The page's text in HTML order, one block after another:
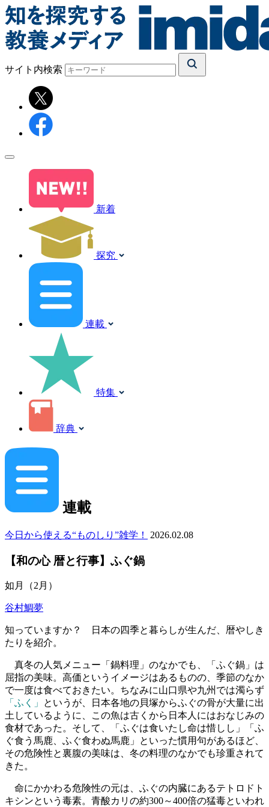
サイト内検索
新着
探究
連載
特集
辞典
連載
今日から使える“ものしり”雑学！ 2026.02.08
【和の心 暦と行事】ふぐ鍋
如月（2月）
谷村鯛夢
知っていますか？ 日本の四季と暮らしが生んだ、暦やしき
たりを紹介。
真冬の人気メニュー「鍋料理」のなかでも、「ふぐ鍋」は
屈指の美味。高価というイメージはあるものの、季節のなか
で一度は食べておきたい。ちなみに山口県や九州では濁らず
「ふく」
というが、日本各地の貝塚からふぐの骨が大量に出
土しているように、この魚は古くから日本人にはおなじみの
食材であった。そして、「ふぐは食いたし命は惜しし」「ふ
ぐ食う馬鹿、ふぐ食わぬ馬鹿」といった慣用句があるほど、
その危険性と裏腹の美味は、冬の料理のなかでも珍重されて
きた。
命にかかわる危険性の元は、ふぐの内臓にあるテトロドト
キシンという毒素。青酸カリの約300～400倍の猛毒といわれ